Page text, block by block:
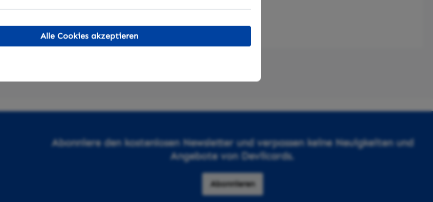
Abonniere den kostenlosen Newsletter und verpassen keine Neuigkeiten und
Angebote von Devilcards.
Abonnieren
Alle Cookies akzeptieren